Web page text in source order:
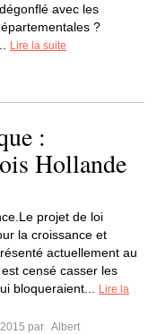
avec les
?
Lire la suite
:
Hollande
projet de loi
la croissance et
actuellement au
censé casser les
bloqueraient...
Lire la
par Albert